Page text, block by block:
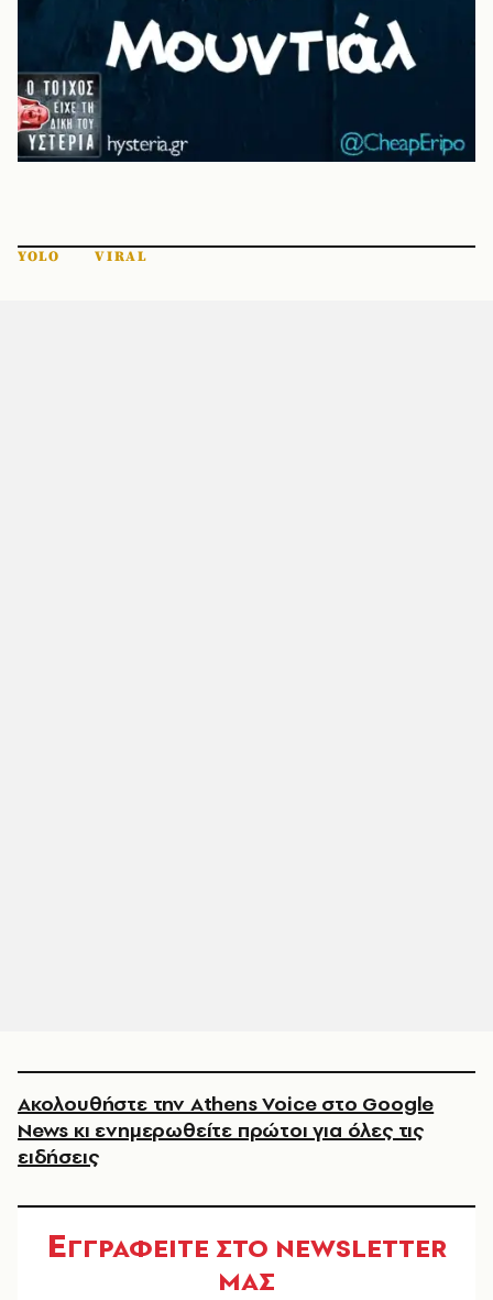
YOLO VIRAL
Ακολουθήστε την Athens Voice στο Google
News κι ενημερωθείτε πρώτοι για όλες τις
ειδήσεις
ΕΓΓΡΑΦΕΙΤΕ ΣΤΟ NEWSLETTER
ΜΑΣ